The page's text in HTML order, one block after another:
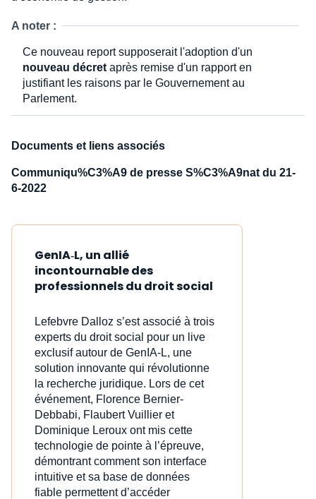
A noter :
Ce nouveau report supposerait l'adoption d'un
nouveau décret après remise d'un rapport en
justifiant les raisons par le Gouvernement au
Parlement.
Documents et liens associés
Communiqu%C3%A9 de presse S%C3%A9nat du 21-
6-2022
GenIA‑L, un allié
incontournable des
professionnels du droit social
Lefebvre Dalloz s’est associé à trois
experts du droit social pour un live
exclusif autour de GenIA‑L, une
solution innovante qui révolutionne
la recherche juridique. Lors de cet
événement, Florence Bernier-
Debbabi, Flaubert Vuillier et
Dominique Leroux ont mis cette
technologie de pointe à l’épreuve,
démontrant comment son interface
intuitive et sa base de données
fiable permettent d’accéder